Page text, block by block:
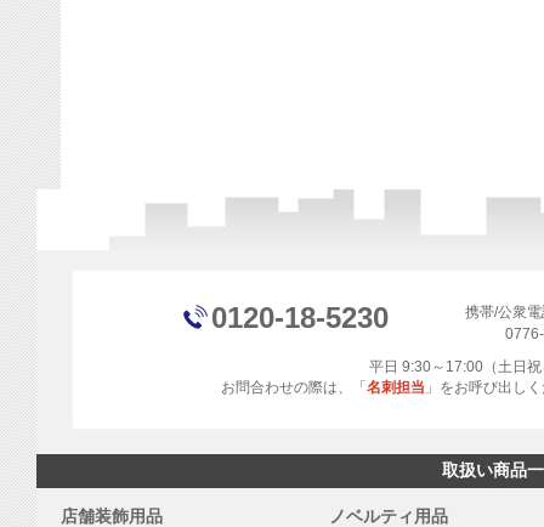
0120-18-5230
携帯/公衆
平日 9:30～17:00（土日
お問合わせの際は、「 名刺担当 」をお呼び出し
取扱い商品
店舗装飾用品 ノベルティ用品